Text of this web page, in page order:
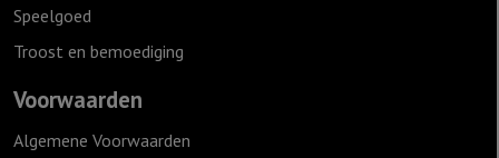
Speelgoed
Troost en bemoediging
Voorwaarden
Algemene Voorwaarden